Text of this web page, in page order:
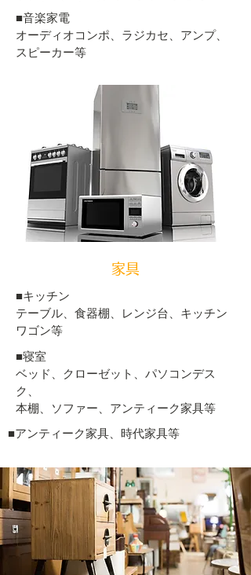
■音楽家電
オーディオコンポ、ラジカセ、アンプ、
スピーカー等
家具
■キッチン
テーブル、食器棚、レンジ台、キッチン
ワゴン等
■寝室
ベッド、クローゼット、パソコンデス
ク、
​本棚、ソファー、アンティーク家具等
■アンティーク家具、時代家具等